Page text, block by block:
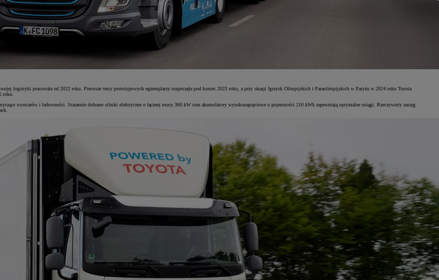
logistyki pracowała od 2022 roku. Pierwsze testy prototypowych egzemplarzy rozpoczęła pod koniec 2023 roku, a przy okazji Igrzysk Olimpijskich i Paraolimpijskich w Paryżu w 2024 roku Toyota
roku.
wymiarów i ładowności. Starannie dobrane silniki elektryczne o łącznej mocy 360 kW oraz akumulatory wysokonapięciowe o pojemności 210 kWh zapewniają optymalne osiągi. Rzeczywisty zasięg